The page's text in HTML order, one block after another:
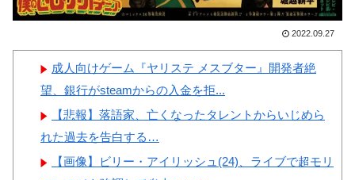
【画像】顔100点、体30点の
Powered by livedoor 相互RSS
韓国人「日本の関東地方、天
気の近況を見てみよう」「あり
えない」「うらやましい」
韓国人「日本政府が韓国産の
2022.09.27
成人向けゲーム『ヤリステ メスブター』開発者絶
望、銀行がsteamからの入金を拒...
【悲報】落語家、亡くなったタレントからいじめら
れた過去を告白する…
【画像】ビリー・アイリッシュ(24)、ライブで超モリ